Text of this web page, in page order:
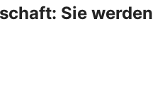
Sie werden